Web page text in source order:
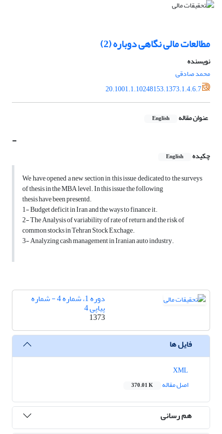
مطالعات مالی نگاهی دوباره (2)
نویسنده
محمد صادقی
20.1001.1.10248153.1373.1.4.6.7
عنوان مقاله English
-
چکیده English
We have opened a new section in this issue dedicated to the surveys
of thesis in the MBA level. In this issue the following
thesis have been presentd.
1- Budget deficit in Iran and the ways to finance it.
2- The Analysis of variability of rate of return and the risk of
common stocks in Tehran Stock Exchage.
3- Analyzing cash management in Iranian auto industry.
دوره 1، شماره 4 - شماره
پیاپی 4
1373
فایل ها
اصل مقاله
370.01 K
هم رسانی